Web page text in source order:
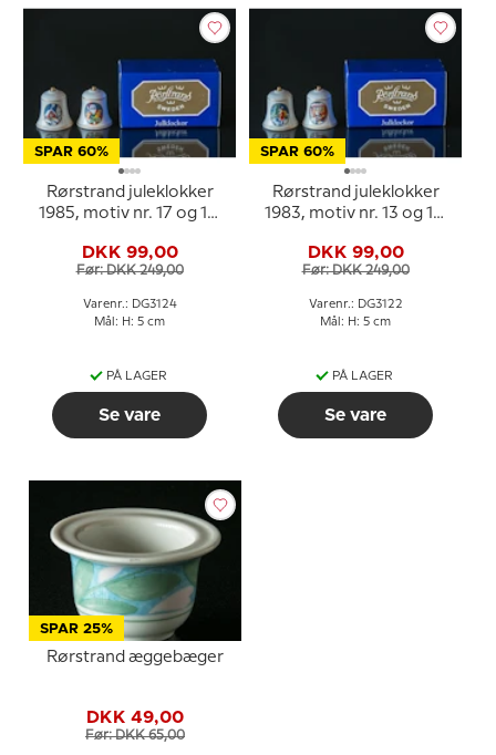
SPAR 60%
Rørstrand juleklokker
1985, motiv nr. 17 og 18,
DKK 99,00
Før: DKK 249,00
Varenr.: DG3124
Mål: H: 5 cm
PÅ LAGER
Se vare
SPAR 60%
Rørstrand juleklokker
1983, motiv nr. 13 og 14,
DKK 99,00
Før: DKK 249,00
Varenr.: DG3122
Mål: H: 5 cm
PÅ LAGER
Se vare
SPAR 25%
Rørstrand æggebæger
DKK 49,00
Før: DKK 65,00